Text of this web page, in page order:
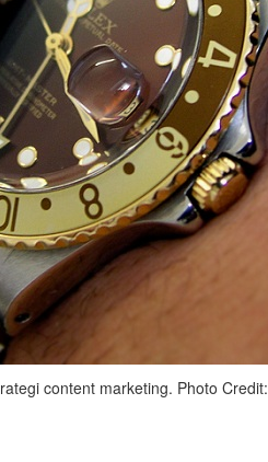
content marketing. Photo Credit: